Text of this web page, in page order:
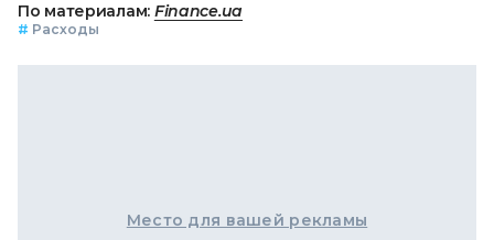
По материалам: Finance.ua
# Расходы
Место для вашей рекламы